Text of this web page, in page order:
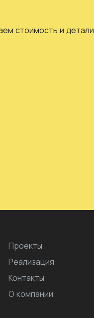
стоимость и детали
Проекты
Реализация
Контакты
О компании